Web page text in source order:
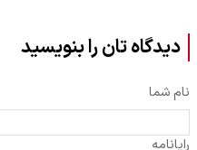
دیدگاه تان را بنویسید
نام شما
رایانامه